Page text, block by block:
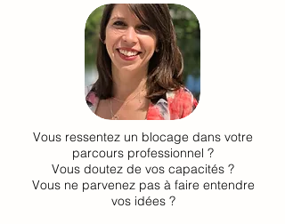
Vous ressentez un blocage dans votre
parcours professionnel ?
Vous doutez de vos capacités ?
Vous ne parvenez pas à faire entendre
vos idées ?